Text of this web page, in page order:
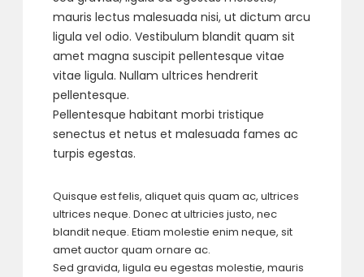
mauris lectus malesuada nisi, ut dictum arcu
ligula vel odio. Vestibulum blandit quam sit
amet magna suscipit pellentesque vitae
vitae ligula. Nullam ultrices hendrerit
pellentesque.
Pellentesque habitant morbi tristique
senectus et netus et malesuada fames ac
turpis egestas.
Quisque est felis, aliquet quis quam ac, ultrices
ultrices neque. Donec at ultricies justo, nec
blandit neque. Etiam molestie enim neque, sit
amet auctor quam ornare ac.
Sed gravida, ligula eu egestas molestie, mauris